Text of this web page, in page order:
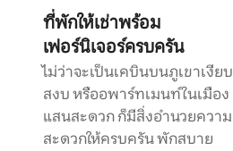
ที่พักให้เช่าพร้อม
เฟอร์นิเจอร์ครบครัน
ไม่ว่าจะเป็นเคบินบนภูเขาเงียบ
สงบ หรืออพาร์ทเมนท์ในเมือง
แสนสะดวก ก็มีสิ่งอำนวยความ
สะดวกให้ครบครัน พักสบาย